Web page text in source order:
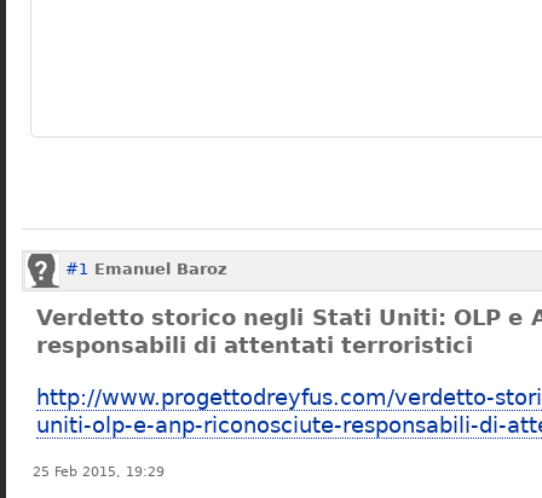
#1 Emanuel Baroz
Verdetto storico negli Stati Uniti: OLP e
responsabili di attentati terroristici
http://www.progettodreyfus.com/verdetto-
uniti-olp-e-anp-riconosciute-responsabili-di-
25 Feb 2015, 19:29